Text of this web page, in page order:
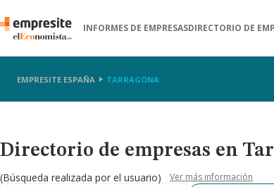
INFORMES DE EMPRESASDIRECTORIO DE
EMPRESITE ESPAÑA TARRAGONA
Directorio de empresas en
(Búsqueda realizada por el usuario) Ver más información